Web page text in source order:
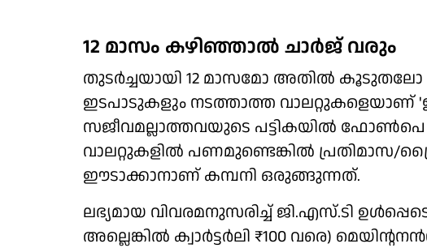
12 മാസം കഴിഞ്ഞാല്‍ ചാര്‍ജ് വരും
തുടര്‍ച്ചയായി 12 മാസമോ അതില്‍
ഇടപാടുകളും നടത്താത്ത വാലറ്റുകളെയാണ്
സജീവമല്ലാത്തവയുടെ പട്ടികയില്‍
വാലറ്റുകളില്‍ പണമുണ്ടെങ്കില്‍ പ്രതിമാസ/
ഈടാക്കാനാണ് കമ്പനി ഒരുങ്ങുന്നത്.
ലഭ്യമായ വിവരമനുസരിച്ച് ജി.എസ്.ടി
അല്ലെങ്കില്‍ ക്വാര്‍ട്ടര്‍ലി ₹100 വരെ)